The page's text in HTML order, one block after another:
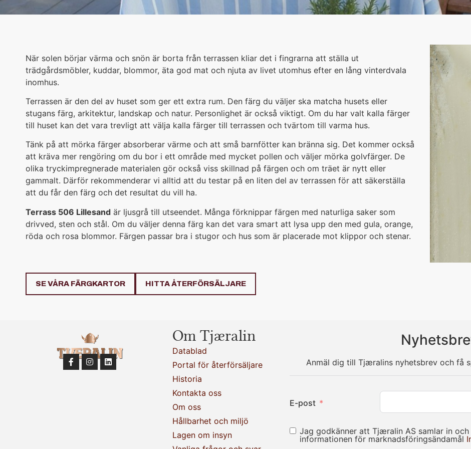
När solen börjar värma och snön är borta från terrassen kliar det i fingrarna att ställa ut
trädgårdsmöbler, kuddar, blommor, äta god mat och njuta av livet utomhus efter en lång vinterdvala
inomhus.
Terrassen är den del av huset som ger ett extra rum. Den färg du väljer ska matcha husets eller
stugans färg, arkitektur, landskap och natur. Personlighet är också viktigt. Om du har valt kalla färger
till huset kan det vara trevligt att välja kalla färger till terrassen och tvärtom till varma hus.
Tänk på att mörka färger absorberar värme och att små barnfötter kan bränna sig. Det kommer också
att kräva mer rengöring om du bor i ett område med mycket pollen och väljer mörka golvfärger. De
olika tryckimpregnerade materialen gör också viss skillnad på färgen och om träet är nytt eller
gammalt. Därför rekommenderar vi alltid att du testar på en liten del av terrassen för att säkerställa
att du får den färg och det resultat du vill ha.
Terrass 506 Lillesand är ljusgrå till utseendet. Många förknippar färgen med naturliga saker som
drivved, sten och stål. Om du väljer denna färg kan det vara smart att lysa upp den med gula, orange,
röda och rosa blommor. Färgen passar bra i stugor och hus som är placerade mot klippor och stenar.
SE VÅRA FÄRGKARTOR HITTA ÅTERFÖRSÄLJARE
Om Tjæralin
Datablad
Portal för återförsäljare
Historia
Kontakta oss
Om oss
Hållbarhet och miljö
Lagen om insyn
Anmäl dig till Tjæralins nyhetsbrev och få
E-post
Jag godkänner att Tjæralin AS samlar in och
informationen för marknadsföringsändamål